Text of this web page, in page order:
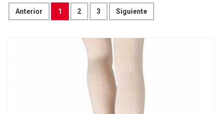
Anterior 1 2 3 Siguiente